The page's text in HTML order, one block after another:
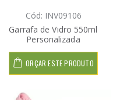
Cód: INV09106
Garrafa de Vidro 550ml
Personalizada
ORÇAR ESTE PRODUTO